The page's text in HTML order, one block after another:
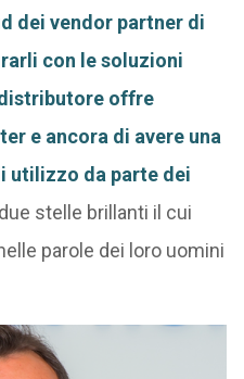
dei vendor partner di
con le soluzioni
offre
e ancora di avere una
utilizzo da parte dei
stelle brillanti il cui
parole dei loro uomini